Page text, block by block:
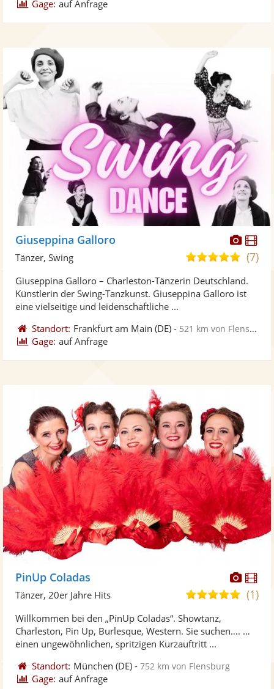
Gage: auf Anfrage
Fotos
Giuseppina Galloro
5,0
5
(7)
Tänzer, Swing
Giuseppina Galloro – Charleston-Tänzerin Deutschland.
Künstlerin der Swing-Tanzkunst. Giuseppina Galloro ist
eine vielseitige und leidenschaftliche ...
Standort: Frankfurt am Main (DE) - 521 km von Flensburg
Gage: auf Anfrage
PinUp Coladas
5,0(1)
Tänzer, 20er Jahre Hits
Willkommen bei den „PinUp Coladas“. Showtanz,
Charleston, Pin Up, Burlesque, Western. Sie suchen…. …
einen ungewöhnlichen, spritzigen Kurzauftritt ...
Standort: München (DE) -752 km von Flensburg
Gage: auf Anfrage